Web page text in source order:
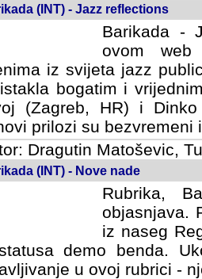
(INT) - Jazz reflections
Barikada -
ovom web
iz svijeta jazz
bogatim i
(Zagreb, HR) i
prilozi su bezvremeni
Dragutin Matoševic,
(INT) - Nove nade
Rubrika,
objasnjava.
iz naseg
demo benda.
u ovoj rubrici -